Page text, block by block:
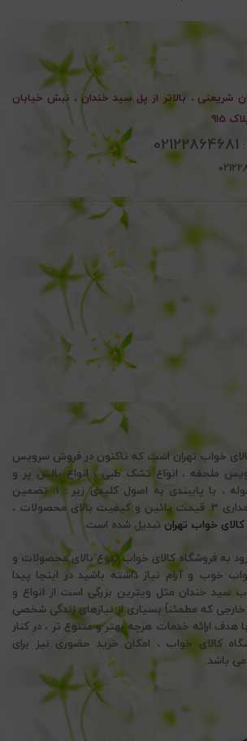
6.695.000 تومان
شریعتی ، بالاتر از پل سید خندان ، نبش خیابان
915
02122864681
خواب تهران است که تاکنون در فروش سرویس
ملحفه ، انواع تشک طبی ، انواع بالش پر و
بالش الیاف و انواع حوله ، با پایبندی به اصول کلیدی زیر : 1. تضمین
اصالت کالا 2. مشتری مداری 3. قیمت پائین و کیفیت بالای محصولات ،
کالای خواب تهران تبدیل شده است.
به فروشگاه کالای خواب تنوع بالای محصولات و
و آرام نیاز داشته باشید در اینجا پیدا
سید خندان مثل ویترین بزرگی است از انواع و
خارجی که مطمئناً بسیاری از نیازهای زندگی شخصی
ارائه خدمات هرچه بهتر و متنوع تر ، در کنار
کالای خواب ، امکان خرید حضوری نیز برای
باشد.